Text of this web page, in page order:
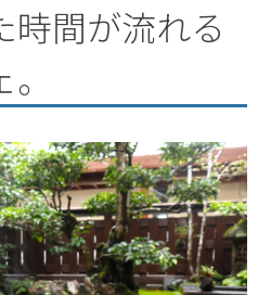
時間が流れる